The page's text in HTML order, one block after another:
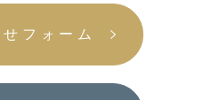
フォーム